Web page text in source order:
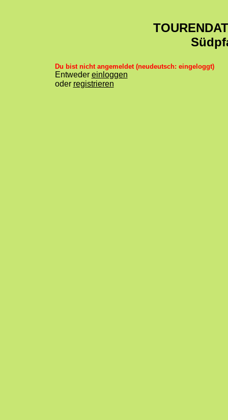
Du bist nicht angemeldet (neudeutsch: eingeloggt)
Entweder einloggen
oder registrieren